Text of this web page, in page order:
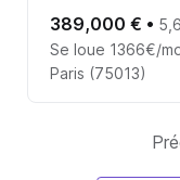
389,000 € •
Se loue 1366€/
Paris (75013)